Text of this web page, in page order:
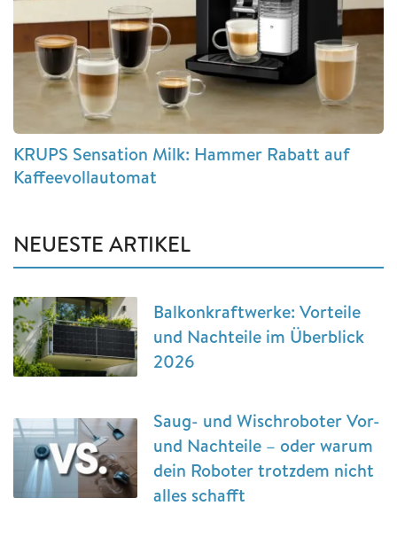
KRUPS Sensation Milk: Hammer Rabatt auf
Kaffeevollautomat
NEUESTE ARTIKEL
Balkonkraftwerke: Vorteile
und Nachteile im Überblick
2026
Saug- und Wischroboter Vor-
und Nachteile – oder warum
dein Roboter trotzdem nicht
alles schafft